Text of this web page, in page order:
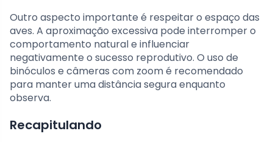
Outro aspecto importante é respeitar o espaço das
aves. A aproximação excessiva pode interromper o
comportamento natural e influenciar
negativamente o sucesso reprodutivo. O uso de
binóculos e câmeras com zoom é recomendado
para manter uma distância segura enquanto
observa.
Recapitulando